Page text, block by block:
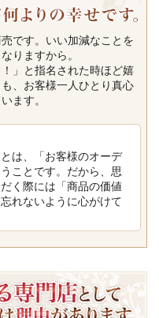
です。いい加減なことを
りますから。
」と指名された時ほど嬉
、お客様一人ひとり真心
ます。
は、「お客様のオーデ
ことです。だから、思
く際には「商品の価値
れないように心がけて